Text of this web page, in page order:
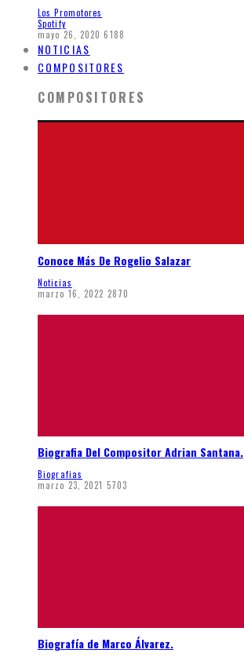
Los Promotores
Spotify
mayo 26, 2020 6188
NOTICIAS
COMPOSITORES
COMPOSITORES
Conoce Más De Rogelio Salazar
Noticias
marzo 16, 2022 2870
Biografia Del Compositor Adrian Santana.
Biografias
marzo 23, 2021 5703
Biografía de Marco Álvarez.